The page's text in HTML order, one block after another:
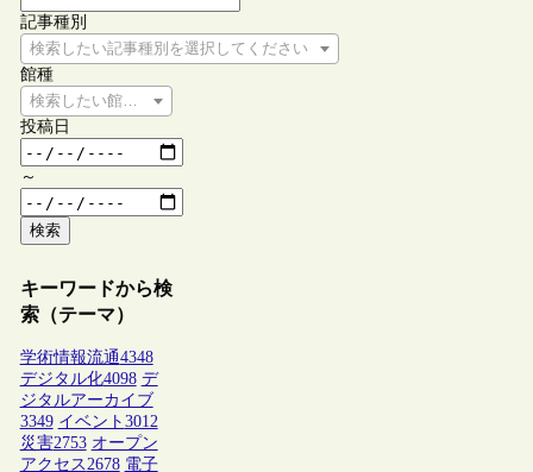
記事種別
検索したい記事種別を選択してください
館種
検索したい館種を選択してください
投稿日
～
検索
キーワードから検
索（テーマ）
学術情報流通4348
デジタル化4098 デ
ジタルアーカイブ
3349 イベント 3012
災害2753 オープン
アクセス2678 電子